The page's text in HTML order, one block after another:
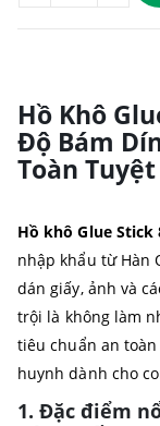
Hồ Khô
Độ Bám
Toàn
Hồ khô Glue Stick
nhập khẩu từ Hàn
dán giấy, ảnh và
trội là không làm
tiêu chuẩn an
huynh dành cho
1. Đặc điểm